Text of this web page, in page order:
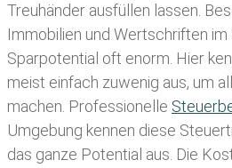
Treuhänder ausfüllen lassen .
Immobilien und Wertschriften im
Sparpotential oft enorm. Hier
meist einfach zuwenig aus, um
machen. Professionelle
Umgebung kennen diese
das ganze Potential aus. Die